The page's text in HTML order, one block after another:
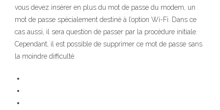
vous devez insérer en plus du mot de passe du modem, un
mot de passe spécialement destiné à l’option Wi-Fi. Dans ce
cas aussi, il sera question de passer par la procédure initiale.
Cependant, il est possible de supprimer ce mot de passe sans
la moindre difficulté.